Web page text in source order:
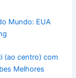
Mundo: EUA